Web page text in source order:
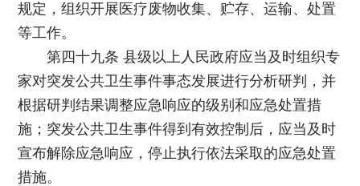
规定，组织开展医疗废物收集、贮存、运输、处置
等工作。
第四十九条 县级以上人民政府应当及时组织专
家对突发公共卫生事件事态发展进行分析研判，并
根据研判结果调整应急响应的级别和应急处置措
施；突发公共卫生事件得到有效控制后，应当及时
宣布解除应急响应，停止执行依法采取的应急处置
措施。